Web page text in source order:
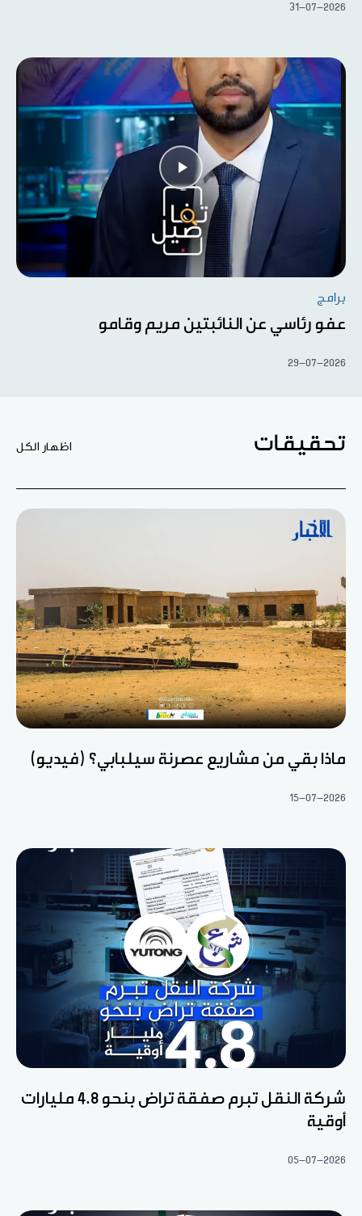
31-07-2026
برامج
عفو رئاسي عن النائبتين مريم وقامو
29-07-2026
تحقيقات اظهار الكل
ماذا بقي من مشاريع عصرنة سيلبابي؟ (فيديو)
15-07-2026
شركة النقل تبرم صفقة تراض بنحو 4.8 مليارات
أوقية
05-07-2026